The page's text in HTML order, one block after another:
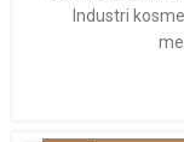
Industri